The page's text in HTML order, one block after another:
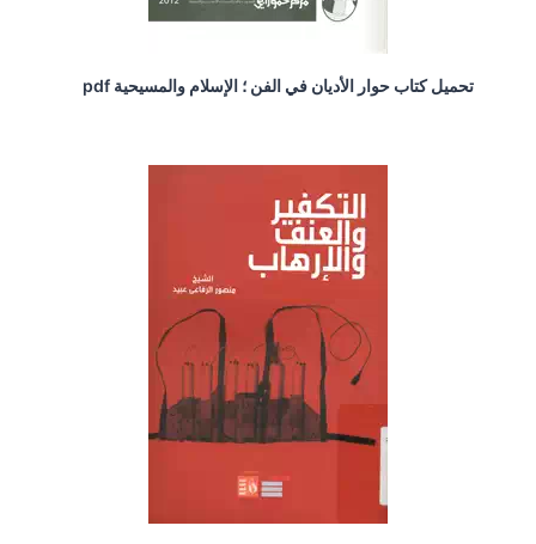
تحميل كتاب حوار الأديان في الفن ؛ الإسلام والمسيحية pdf